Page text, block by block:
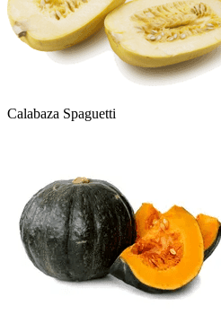
Calabaza Spaguetti